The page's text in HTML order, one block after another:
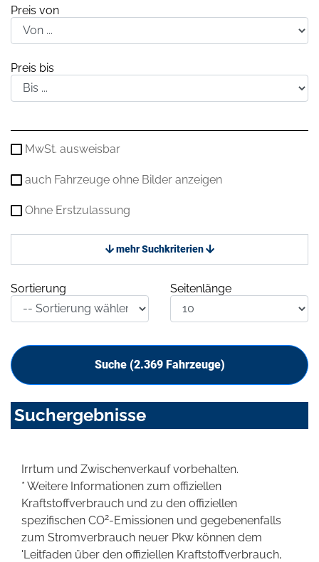
Preis von
Preis bis
MwSt. ausweisbar
auch Fahrzeuge ohne Bilder anzeigen
Ohne Erstzulassung
mehr Suchkriterien
Sortierung Seitenlänge
Suche (2.369Fahrzeuge)
Suchergebnisse
Irrtum und Zwischenverkauf vorbehalten.
* Weitere Informationen zum offiziellen
Kraftstoffverbrauch und zu den offiziellen
spezifischen CO2-Emissionen und gegebenenfalls
zum Stromverbrauch neuer Pkw können dem
'Leitfaden über den offiziellen Kraftstoffverbrauch,